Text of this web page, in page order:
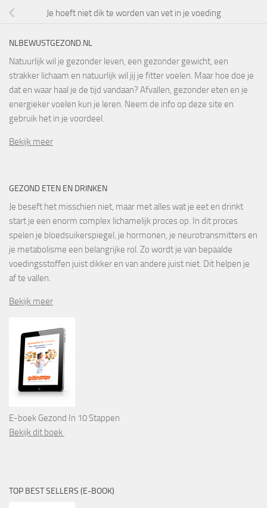
Je hoeft niet dik te worden van vet in je voeding
NLBEWUSTGEZOND.NL
Natuurlijk wil je gezonder leven, een gezonder gewicht, een
strakker lichaam en natuurlijk wil jij je fitter voelen. Maar hoe doe je
dat en waar haal je de tijd vandaan? Afvallen, gezonder eten en je
energieker voelen kun je leren. Neem de info op deze site en
gebruik het in je voordeel.
Bekijk meer
GEZOND ETEN EN DRINKEN
Je beseft het misschien niet, maar met alles wat je eet en drinkt
start je een enorm complex lichamelijk proces op. In dit proces
spelen je bloedsuikerspiegel, je hormonen, je neurotransmitters en
je metabolisme een belangrijke rol. Zo wordt je van bepaalde
voedingsstoffen juist dikker en van andere juist niet. Dit helpen je
af te vallen.
Bekijk meer
E-boek Gezond In 10 Stappen
Bekijk dit boek
TOP BEST SELLERS (E-BOOK)